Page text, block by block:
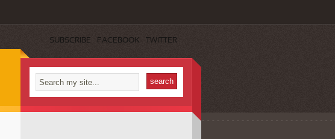
SUBSCRIBE FACEBOOK TWITTER